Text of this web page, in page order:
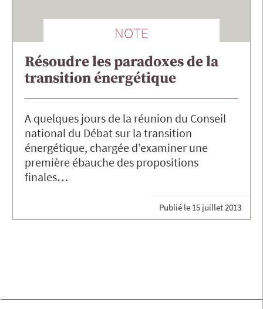
NOTE
Résoudre les paradoxes de la
transition énergétique
A quelques jours de la réunion du Conseil
national du Débat sur la transition
énergétique, chargée d’examiner une
première ébauche des propositions
finales…
Publié le 15 juillet 2013